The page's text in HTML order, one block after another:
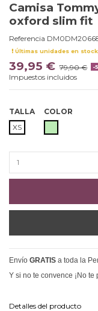
Camisa
oxford slim fit
Referencia
Últimas unidades en stock
39,95 € 79,90 € -
Impuestos incluidos
TALLA
XS
COLOR
Envío GRATIS a toda la
Y si no te convence ¡No te
Detalles del producto